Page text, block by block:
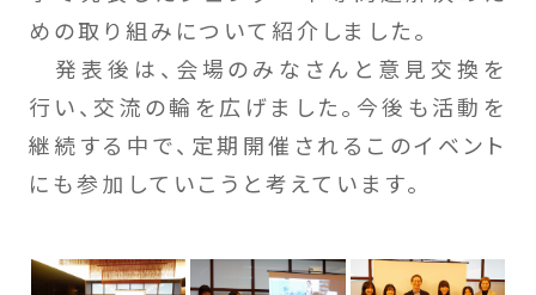
めの取り組みについて紹介しました。
発表後は、会場のみなさんと意見交換を
行い、交流の輪を広げました。今後も活動を
継続する中で、定期開催されるこのイベント
にも参加していこうと考えています。